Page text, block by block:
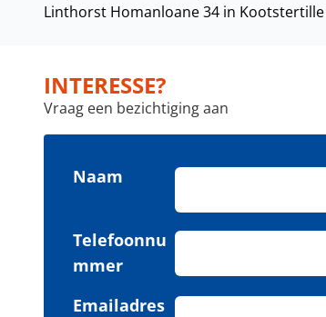
Linthorst Homanloane 34 in
INTERESSE?
Vraag een bezichtiging aan
Naam
Telefoonnu
mmer
Emailadres